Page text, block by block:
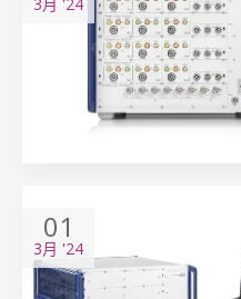
01
3月 '24